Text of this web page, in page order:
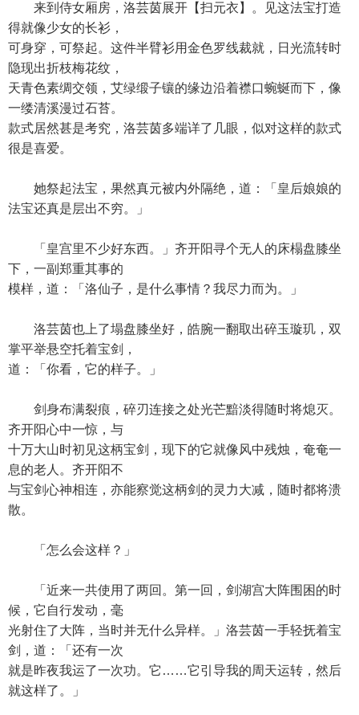
来到侍女厢房，洛芸茵展开【扫元衣】。见这法宝打造
得就像少女的长衫，
可身穿，可祭起。这件半臂衫用金色罗线裁就，日光流转时
隐现出折枝梅花纹，
天青色素绸交领，艾绿缎子镶的缘边沿着襟口蜿蜒而下，像
一缕清溪漫过石苔。
款式居然甚是考究，洛芸茵多端详了几眼，似对这样的款式
很是喜爱。
她祭起法宝，果然真元被内外隔绝，道：「皇后娘娘的
法宝还真是层出不穷。」
「皇宫里不少好东西。」齐开阳寻个无人的床榻盘膝坐
下，一副郑重其事的
模样，道：「洛仙子，是什么事情？我尽力而为。」
洛芸茵也上了塌盘膝坐好，皓腕一翻取出碎玉璇玑，双
掌平举悬空托着宝剑，
道：「你看，它的样子。」
剑身布满裂痕，碎刃连接之处光芒黯淡得随时将熄灭。
齐开阳心中一惊，与
十万大山时初见这柄宝剑，现下的它就像风中残烛，奄奄一
息的老人。齐开阳不
与宝剑心神相连，亦能察觉这柄剑的灵力大减，随时都将溃
散。
「怎么会这样？」
「近来一共使用了两回。第一回，剑湖宫大阵围困的时
候，它自行发动，毫
光射住了大阵，当时并无什么异样。」洛芸茵一手轻抚着宝
剑，道：「还有一次
就是昨夜我运了一次功。它……它引导我的周天运转，然后
就这样了。」